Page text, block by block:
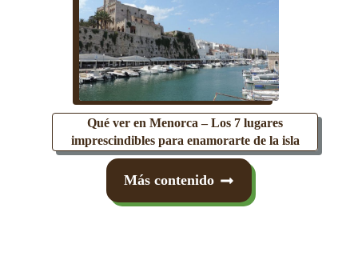
Qué ver en Menorca – Los 7 lugares
imprescindibles para enamorarte de la isla
Más contenido